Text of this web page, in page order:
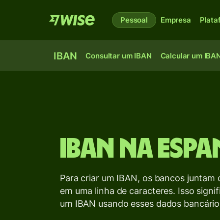
Pessoal Empresa
IBAN Consultar um IBAN Calcular um
IBAN na
Para criar um IBAN, os bancos juntam
em uma linha de caracteres. Isso
um IBAN usando esses dados